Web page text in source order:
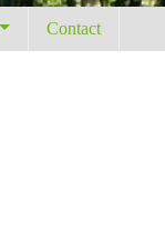
Contact